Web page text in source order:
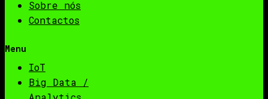
Sobre nós
Contactos
Menu
IoT
Big Data /